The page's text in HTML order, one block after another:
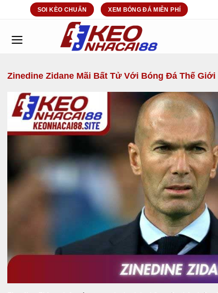
dung
SOI KÈO CHUẨN XEM BÓNG ĐÁ MIỄN PHÍ
Zinedine Zidane Mãi Bất Tử Với Bóng Đá Thế Giới